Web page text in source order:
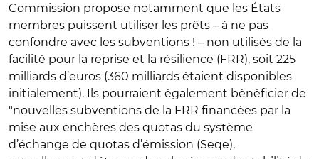
Commission propose notamment que les États
membres puissent utiliser les prêts – à ne pas
confondre avec les subventions ! – non utilisés de la
facilité pour la reprise et la résilience (FRR), soit 225
milliards d’euros (360 milliards étaient disponibles
initialement). Ils pourraient également bénéficier de
"nouvelles subventions de la FRR financées par la
mise aux enchères des quotas du système
d’échange de quotas d’émission (Seqe),